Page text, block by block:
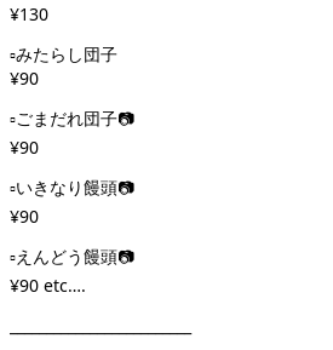
¥130
▫︎みたらし団子
¥90
▫︎ごまだれ団子📷
¥90
▫︎いきなり饅頭📷
¥90
▫︎えんどう饅頭📷
¥90 etc….